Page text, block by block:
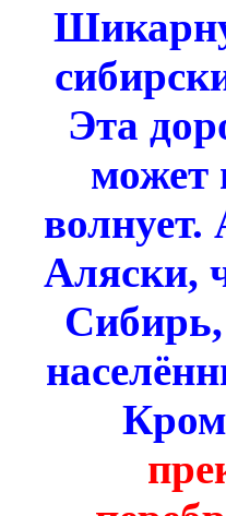
Эта
может
волнует.
Аляски,
Сибирь,